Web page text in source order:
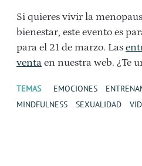
Si quieres vivir la
bienestar, este evento es
para el 21 de marzo. Las
venta en nuestra web. ¿Te
TEMAS EMOCIONES
MINDFULNESS
SEXUALIDAD